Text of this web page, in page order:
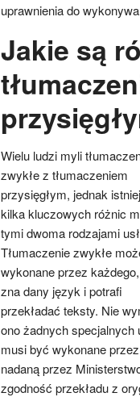
uprawnienia do
Jakie są
Wielu ludzi myli
zwykłe z tłumaczeniem
przysięgłym, jednak
kilka kluczowych różnic
tymi dwoma rodzajami
Tłumaczenie zwykłe
wykonane przez
zna dany język i potrafi
przekładać teksty. Nie
ono żadnych specjalnych
musi być wykonane
nadaną przez
zgodność przekładu z